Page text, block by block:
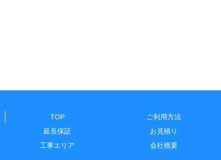
TOP
ご利用方法
延長保証
お見積り
工事エリア
会社概要